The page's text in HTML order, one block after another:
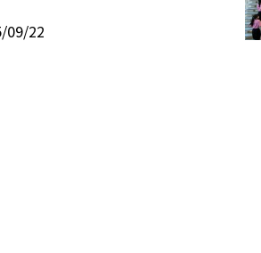
09/22